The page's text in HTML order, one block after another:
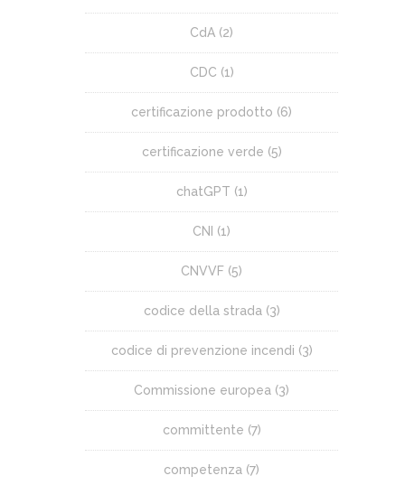
CdA (2)
CDC (1)
certificazione prodotto (6)
certificazione verde (5)
chatGPT (1)
CNI (1)
CNVVF (5)
codice della strada(3)
codice di prevenzione incendi (3)
Commissione europea (3)
committente (7)
competenza (7)